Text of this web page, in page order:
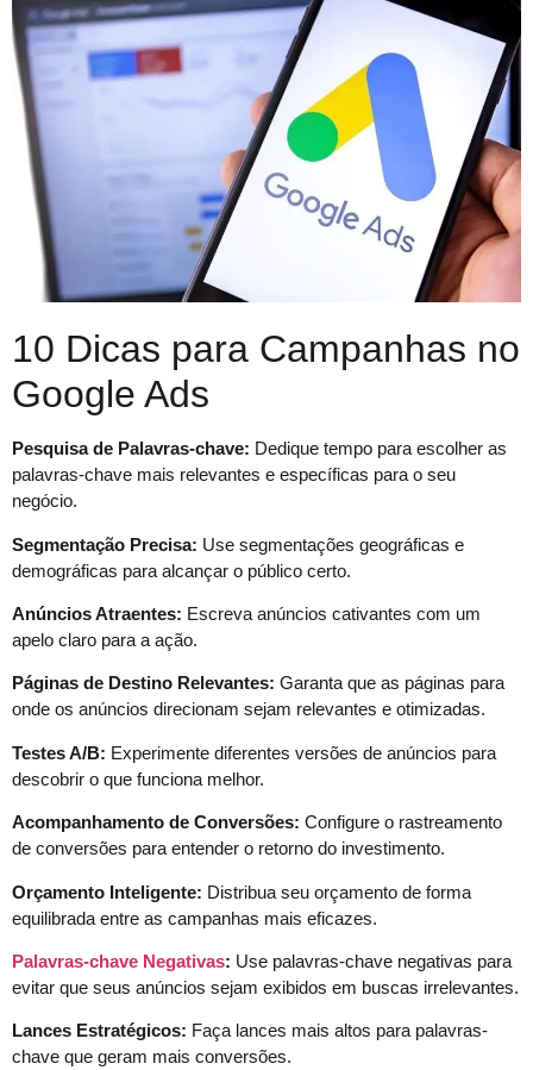
10 Dicas para Campanhas no
Google Ads
Pesquisa de Palavras-chave: Dedique tempo para escolher as
palavras-chave mais relevantes e específicas para o seu
negócio.
Segmentação Precisa: Use segmentações geográficas e
demográficas para alcançar o público certo.
Anúncios Atraentes: Escreva anúncios cativantes com um
apelo claro para a ação.
Páginas de Destino Relevantes: Garanta que as páginas para
onde os anúncios direcionam sejam relevantes e otimizadas.
Testes A/B: Experimente diferentes versões de anúncios para
descobrir o que funciona melhor.
Acompanhamento de Conversões: Configure o rastreamento
de conversões para entender o retorno do investimento.
Orçamento Inteligente: Distribua seu orçamento de forma
equilibrada entre as campanhas mais eficazes.
Palavras-chave Negativas: Use palavras-chave negativas para
evitar que seus anúncios sejam exibidos em buscas irrelevantes.
Lances Estratégicos: Faça lances mais altos para palavras-
chave que geram mais conversões.